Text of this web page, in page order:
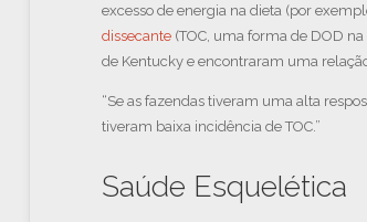
excesso de energia na dieta (por
dissecante (TOC, uma forma de DOD
de Kentucky e encontraram uma
“Se as fazendas tiveram uma alta
tiveram baixa incidência de TOC.”
Saúde Esquelética